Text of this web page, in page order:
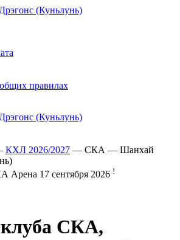
(Куньлунь)
правилах
(Куньлунь)
КХЛ 2026/2027 — СКА — Шанхай
Арена 17 сентября 2026 !